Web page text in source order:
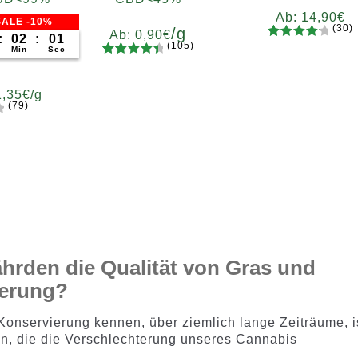
-10%
: 02
Min
: 00
Sec
€/g
(79)
Ab:0,90€/g
(105)
Ab: 14,90€
(30)
die Qualität von Gras und
kennen, über ziemlich lange Zeiträume,
die die Verschlechterung unseres Cannabis